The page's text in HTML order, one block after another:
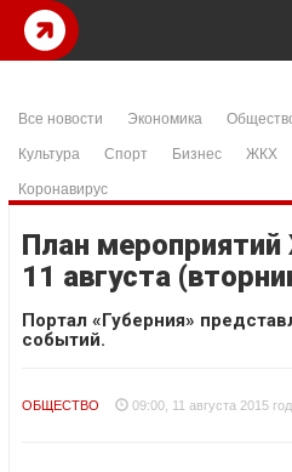
Все новости Экономика
Культура
Спорт Бизнес ЖКХ
Коронавирус
План мероприятий
11 августа
Портал «Губерния»
событий.
ОБЩЕСТВО 09:00, 11 августа 2015